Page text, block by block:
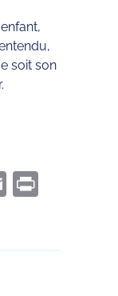
soit son
Email